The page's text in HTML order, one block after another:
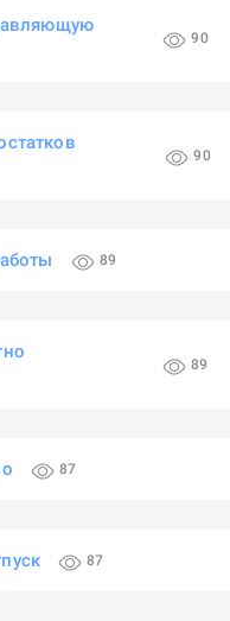
90
90
89
89
87
87